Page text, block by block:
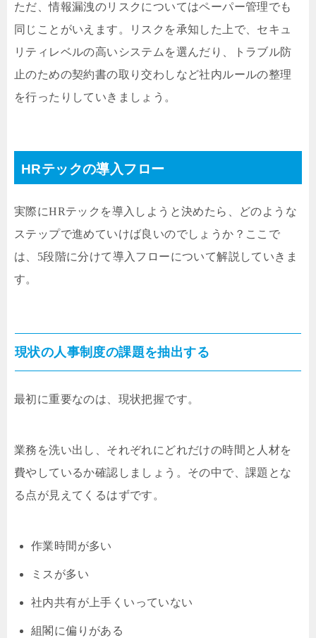
ただ、情報漏洩のリスクについてはペーパー管理でも
同じことがいえます。リスクを承知した上で、セキュ
リティレベルの高いシステムを選んだり、トラブル防
止のための契約書の取り交わしなど社内ルールの整理
を行ったりしていきましょう。
HRテックの導入フロー
実際にHRテックを導入しようと決めたら、どのような
ステップで進めていけば良いのでしょうか？ここで
は、5段階に分けて導入フローについて解説していきま
す。
現状の人事制度の課題を抽出する
最初に重要なのは、現状把握です。
業務を洗い出し、それぞれにどれだけの時間と人材を
費やしているか確認しましょう。その中で、課題とな
る点が見えてくるはずです。
作業時間が多い
ミスが多い
社内共有が上手くいっていない
組閣に偏りがある